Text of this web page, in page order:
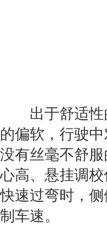
出于舒适性
的偏软，行驶
没有丝毫不舒
心高、悬挂调
快速过弯时，
制车速。